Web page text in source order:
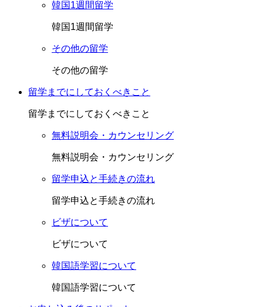
韓国1週間留学
韓国1週間留学
その他の留学
その他の留学
留学までにしておくべきこと
留学までにしておくべきこと
無料説明会・カウンセリング
無料説明会・カウンセリング
留学申込と手続きの流れ
留学申込と手続きの流れ
ビザについて
ビザについて
韓国語学習について
韓国語学習について